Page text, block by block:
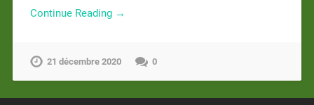
Continue Reading →
21 décembre 2020 0